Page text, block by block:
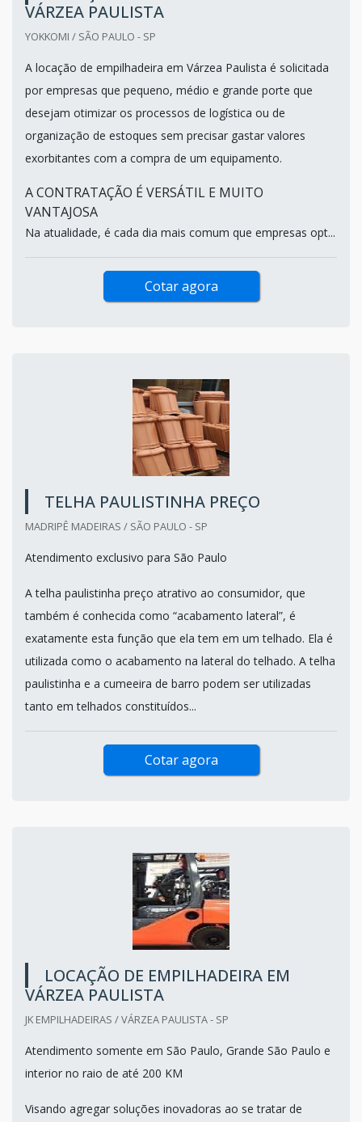
VÁRZEA PAULISTA
YOKKOMI / SÃO PAULO - SP
A locação de empilhadeira em Várzea Paulista é solicitada
por empresas que pequeno, médio e grande porte que
desejam otimizar os processos de logística ou de
organização de estoques sem precisar gastar valores
exorbitantes com a compra de um equipamento.
A CONTRATAÇÃO É VERSÁTIL E MUITO
VANTAJOSA
Na atualidade, é cada dia mais comum que empresas opt...
Cotar agora
TELHA PAULISTINHA PREÇO
MADRIPÊ MADEIRAS / SÃO PAULO - SP
Atendimento exclusivo para São Paulo
A telha paulistinha preço atrativo ao consumidor, que
também é conhecida como “acabamento lateral”, é
exatamente esta função que ela tem em um telhado. Ela é
utilizada como o acabamento na lateral do telhado. A telha
paulistinha e a cumeeira de barro podem ser utilizadas
tanto em telhados constituídos...
Cotar agora
LOCAÇÃO DE EMPILHADEIRA EM
VÁRZEA PAULISTA
JK EMPILHADEIRAS / VÁRZEA PAULISTA - SP
Atendimento somente em São Paulo, Grande São Paulo e
interior no raio de até 200 KM
Visando agregar soluções inovadoras ao se tratar de